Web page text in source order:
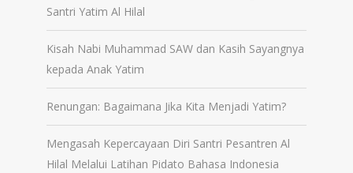
Santri Yatim Al Hilal
Kisah Nabi Muhammad SAW dan Kasih Sayangnya
kepada Anak Yatim
Renungan: Bagaimana Jika Kita Menjadi Yatim?
Mengasah Kepercayaan Diri Santri Pesantren Al
Hilal Melalui Latihan Pidato Bahasa Indonesia